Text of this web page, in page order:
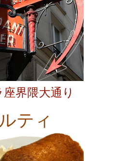
ティ
界隈大通り